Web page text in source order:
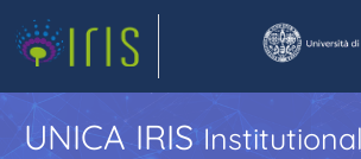
UNICA IRIS